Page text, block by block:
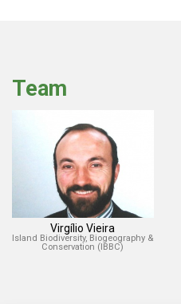
Team
Virgílio Vieira
Island Biodiversity, Biogeography &
Conservation (IBBC)